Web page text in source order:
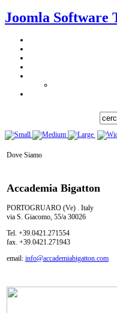
Joomla Software
Dove Siamo
Accademia Bigatton
PORTOGRUARO (Ve) . Italy
via S. Giacomo, 55/a 30026
Tel. +39.0421.271554
fax. +39.0421.271943
email: info@accademiabigatton.com